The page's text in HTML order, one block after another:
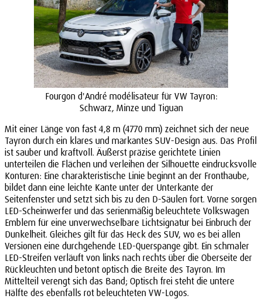
Fourgon d'André modélisateur für VW Tayron:
Schwarz, Minze und Tiguan
Mit einer Länge von fast 4,8 m (4770 mm) zeichnet sich der neue
Tayron durch ein klares und markantes SUV-Design aus. Das Profil
ist sauber und kraftvoll. Äußerst präzise gerichtete Linien
unterteilen die Flächen und verleihen der Silhouette eindrucksvolle
Konturen: Eine charakteristische Linie beginnt an der Fronthaube,
bildet dann eine leichte Kante unter der Unterkante der
Seitenfenster und setzt sich bis zu den D-Säulen fort. Vorne sorgen
LED-Scheinwerfer und das serienmäßig beleuchtete Volkswagen
Emblem für eine unverwechselbare Lichtsignatur bei Einbruch der
Dunkelheit. Gleiches gilt für das Heck des SUV, wo es bei allen
Versionen eine durchgehende LED-Querspange gibt. Ein schmaler
LED-Streifen verläuft von links nach rechts über die Oberseite der
Rückleuchten und betont optisch die Breite des Tayron. Im
Mittelteil verengt sich das Band; Optisch frei steht die untere
Hälfte des ebenfalls rot beleuchteten VW-Logos.